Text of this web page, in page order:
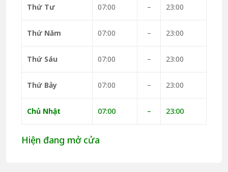
Thứ Tư 07:00 – 23:00
Thứ Năm 07:00 – 23:00
Thứ Sáu 07:00 – 23:00
Thứ Bảy 07:00 – 23:00
Chủ Nhật 07:00 – 23:00
Hiện đang mở cửa